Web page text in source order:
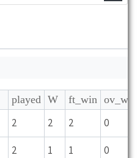
played W ft_win ov_win
2 2 2 0
2 1 1 0